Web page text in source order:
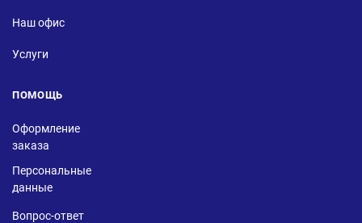
Наш офис
Услуги
ПОМОЩЬ
Оформление
заказа
Персональные
данные
Вопрос-ответ